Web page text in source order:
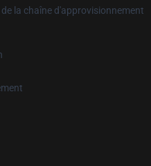
la chaîne d'approvisionnement